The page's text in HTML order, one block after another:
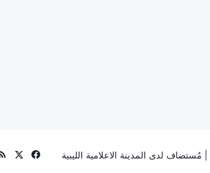
| مُستضاف لدى المدينة الاعلامية الليبية فيسبوك